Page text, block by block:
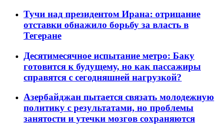
Тучи над президентом Ирана: отрицание
отставки обнажило борьбу за власть в
Тегеране
Десятимесячное испытание метро: Баку
готовится к будущему, но как пассажиры
справятся с сегодняшней нагрузкой?
Азербайджан пытается связать молодежную
политику с результатами, но проблемы
занятости и утечки мозгов сохраняются